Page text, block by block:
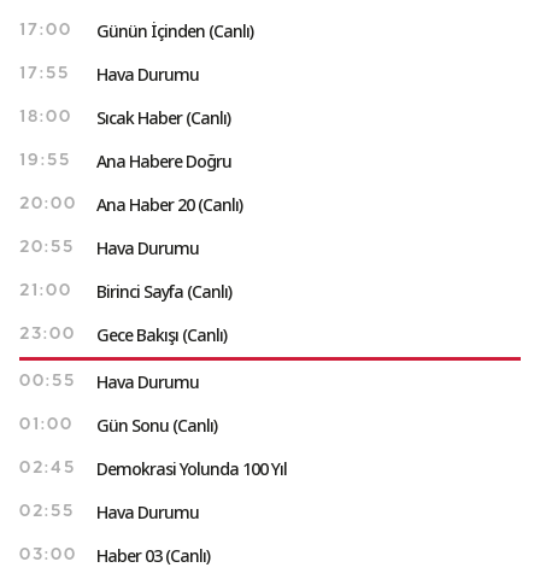
17:00 Günün İçinden (Canlı)
17:55 Hava Durumu
18:00 Sıcak Haber (Canlı)
19:55 Ana Habere Doğru
20:00 Ana Haber 20 (Canlı)
20:55 Hava Durumu
21:00 Birinci Sayfa (Canlı)
23:00 Gece Bakışı (Canlı)
00:55 Hava Durumu
01:00 Gün Sonu (Canlı)
02:45 Demokrasi Yolunda 100 Yıl
02:55 Hava Durumu
03:00 Haber 03 (Canlı)